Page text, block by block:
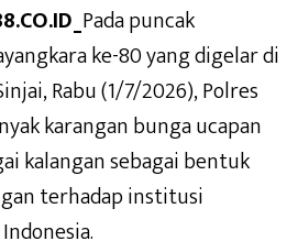
Pada puncak
ke-80 yang digelar di
Rabu (1/7/2026), Polres
karangan bunga ucapan
kalangan sebagai bentuk
terhadap institusi